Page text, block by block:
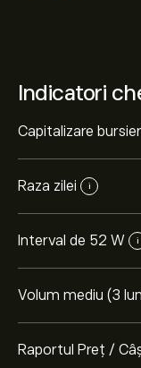
Indicatori
Capitalizare
Raza zilei i
Interval de 52 W i
Volum mediu (3
Raportul Preț /